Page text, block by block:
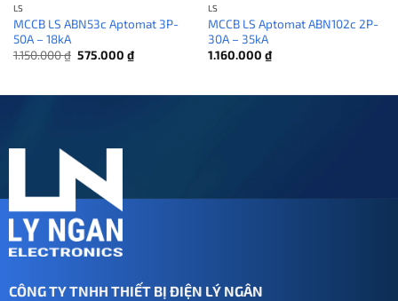
LS
MCCB LS ABN53c Aptomat 3P-
50A – 18kA
1.150.000₫ Giá
575.000 ₫Giá
hiện
575.000 ₫.
LS
MCCB LS Aptomat ABN102c 2P-
30A – 35kA
1.160.000 ₫
CÔNG TY TNHH THIẾT BỊ ĐIỆN LÝ NGÂN